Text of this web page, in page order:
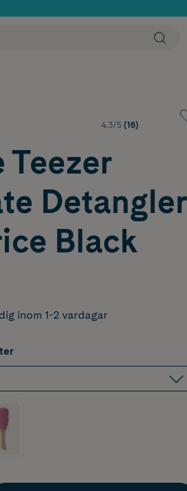
4.3/5 (16)
Teezer
Detangler
Black
inom 1-2 vardagar